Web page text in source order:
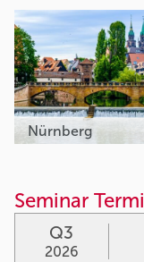
Nürnberg
Seminar
Q3
2026